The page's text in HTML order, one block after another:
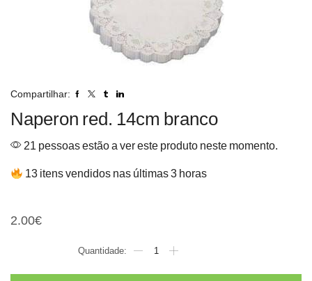
Compartilhar:
Naperon red. 14cm branco
21 pessoas estão a ver este produto neste momento.
13 itens vendidos nas últimas 3 horas
2.00€